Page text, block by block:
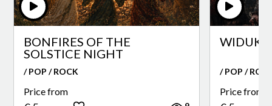
BONFIRES OF THE
SOLSTICE NIGHT
/ POP / ROCK
Price from
/ POP /
Price from